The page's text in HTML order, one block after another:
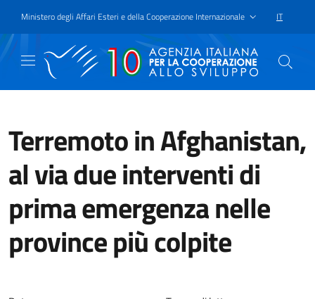
Ministero degli Affari Esteri e della Cooperazione Internazionale IT
Terremoto in Afghanistan,
al via due interventi di
prima emergenza nelle
province più colpite